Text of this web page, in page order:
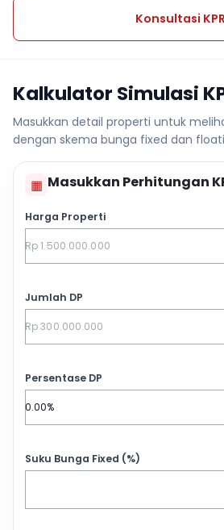
Konsultasi KPR
Kalkulator Simulasi
Masukkan detail properti untuk
dengan skema bunga fixed dan
▦ Masukkan Perhitungan
Harga Properti
Jumlah DP
Persentase DP
Suku Bunga Fixed (%)